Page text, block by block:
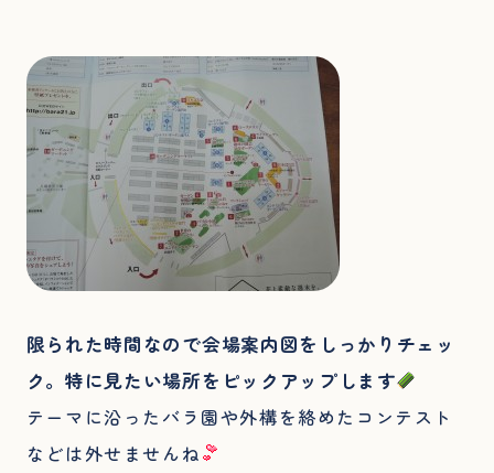
限られた時間なので会場案内図をしっかりチェッ
ク。特に見たい場所をピックアップします
テーマに沿ったバラ園や外構を絡めたコンテスト
などは外せませんね